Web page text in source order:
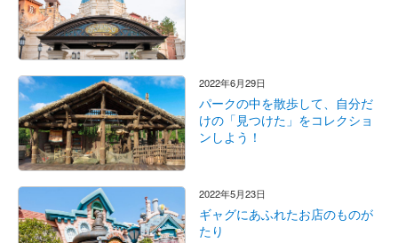
2022年6月29日
パークの中を散歩して、自分だ
けの「見つけた」をコレクショ
ンしよう！
2022年5月23日
ギャグにあふれたお店のものが
たり